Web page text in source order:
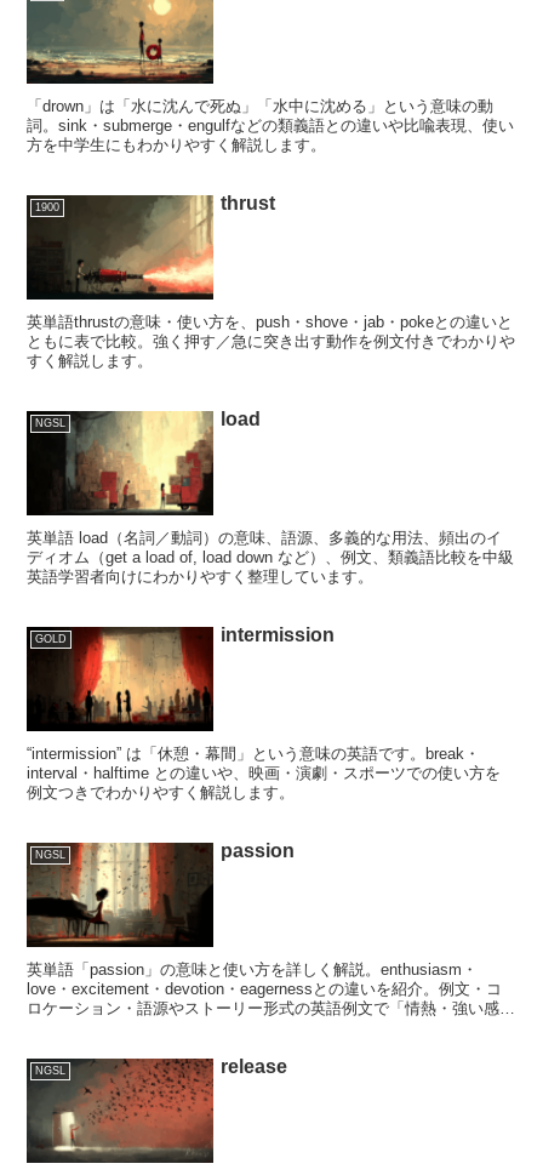
「drown」は「水に沈んで死ぬ」「水中に沈める」という意味の動
詞。sink・submerge・engulfなどの類義語との違いや比喩表現、使い
方を中学生にもわかりやすく解説します。
1900 thrust
英単語thrustの意味・使い方を、push・shove・jab・pokeとの違いと
ともに表で比較。強く押す／急に突き出す動作を例文付きでわかりや
すく解説します。
NGSL load
英単語 load（名詞／動詞）の意味、語源、多義的な用法、頻出のイ
ディオム（get a load of, load down など）、例文、類義語比較を中級
英語学習者向けにわかりやすく整理しています。
GOLD intermission
“intermission” は「休憩・幕間」という意味の英語です。break・
interval・halftime との違いや、映画・演劇・スポーツでの使い方を
例文つきでわかりやすく解説します。
NGSL passion
英単語「passion」の意味と使い方を詳しく解説。enthusiasm・
love・excitement・devotion・eagernessとの違いを紹介。例文・コ
ロケーション・語源やストーリー形式の英語例文で「情熱・強い感
NGSL release